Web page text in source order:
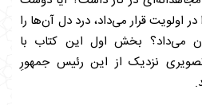
در اولویت قرار می‌داد، درد دل آن‌ها را
می‌داد؟ بخش اول این کتاب با
نزدیک از این رئیس جمهورِ